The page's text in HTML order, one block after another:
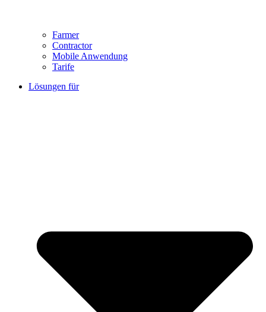
Farmer
Contractor
Mobile Anwendung
Tarife
Lösungen für